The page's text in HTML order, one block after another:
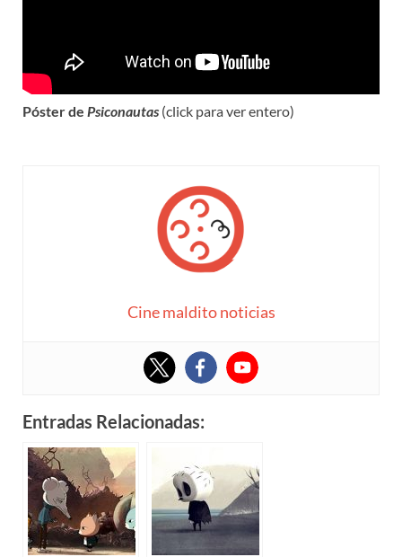
Póster de Psiconautas (click para ver entero)
Cine maldito noticias
Entradas Relacionadas: